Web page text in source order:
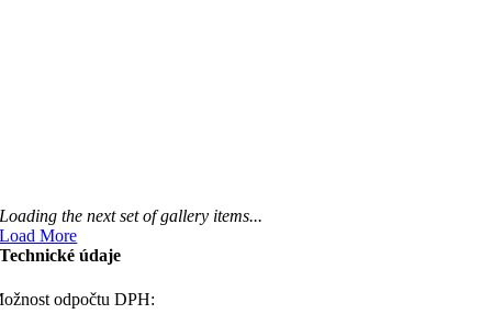
Loading the next set of gallery items...
Load More
Technické údaje
odpočtu DPH: